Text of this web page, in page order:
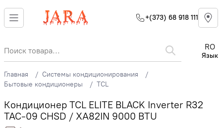
+(373) 68 918 111
RO
Язык
Главная
Системы кондиционирования
Бытовые кондиционеры
TCL
Кондиционер TCL ELITE BLACK Inverter R32
TAC-09 CHSD / XA82IN 9000 BTU